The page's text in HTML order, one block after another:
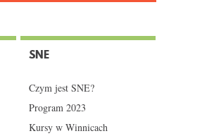
SNE
Czym jest SNE?
Program 2023
Kursy w Winnicach